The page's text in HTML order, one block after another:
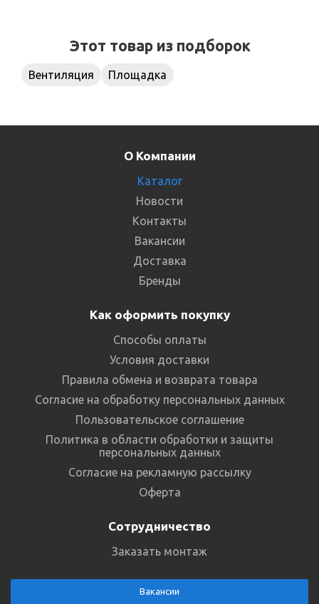
Этот товар из подборок
Вентиляция Площадка
О Компании
Каталог
Новости
Контакты
Вакансии
Доставка
Бренды
Как оформить покупку
Способы оплаты
Условия доставки
Правила обмена и возврата товара
Согласие на обработку персональных данных
Пользовательское соглашение
Политика в области обработки и защиты
персональных данных
Согласие на рекламную рассылку
Оферта
Сотрудничество
Заказать монтаж
Вакансии